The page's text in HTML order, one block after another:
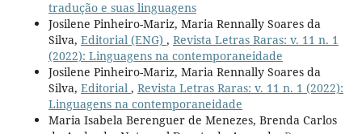
tradução e suas linguagens
Josilene Pinheiro-Mariz, Maria Rennally Soares da
Silva, Editorial (ENG) , Revista Letras Raras: v. 11 n. 1
(2022): Linguagens na contemporaneidade
Josilene Pinheiro-Mariz, Maria Rennally Soares da
Silva, Editorial , Revista Letras Raras: v. 11 n. 1 (2022):
Linguagens na contemporaneidade
Maria Isabela Berenguer de Menezes, Brenda Carlos